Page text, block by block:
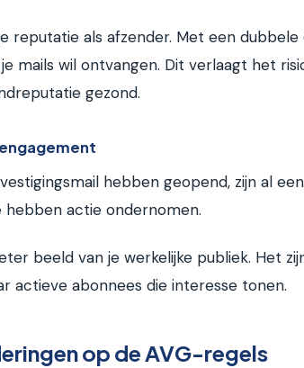
reputatie als afzender. Met een
mails wil ontvangen. Dit verlaagt het
gezond.
hebben geopend, zijn al
hebben actie ondernomen.
beeld van je werkelijke publiek. Het
actieve abonnees die interesse tonen.
op de AVG-regels